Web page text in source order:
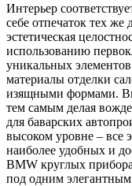
Интерьер
себе отпечаток тех
эстетическая
использованию
уникальных
материалы отделки
изящными формами.
тем самым делая
для баварских
высоком уровне – все
наиболее удобных и
BMW круглых
под одним